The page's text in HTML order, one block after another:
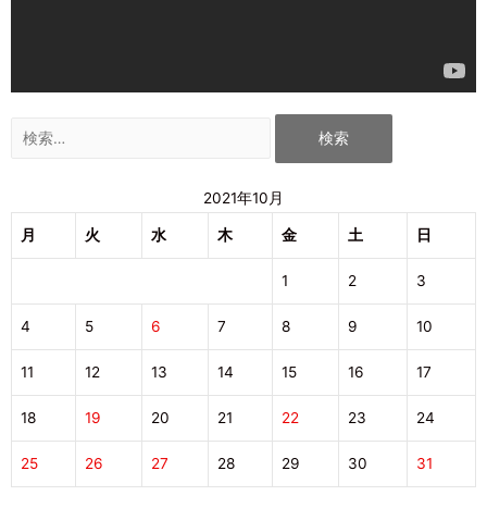
2021年10月
月 火 水 木 金 土 日
1 2 3
4 5 6 7 8 9 10
11 12 13 14 15 16 17
18 19 20 21 22 23 24
25 26 27 28 29 30 31